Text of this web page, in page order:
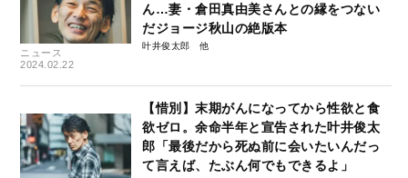
ニュース
2024.02.22
ん…妻・倉田真由美さんとの縁をつない
だジョージ秋山の絶版本
叶井俊太郎
【惜別】末期がんになってから性欲と食
欲ゼロ。余命半年と宣告された叶井俊太
郎「最後だから死ぬ前に会いたいんだっ
て言えば、たぶん何でもできるよ」